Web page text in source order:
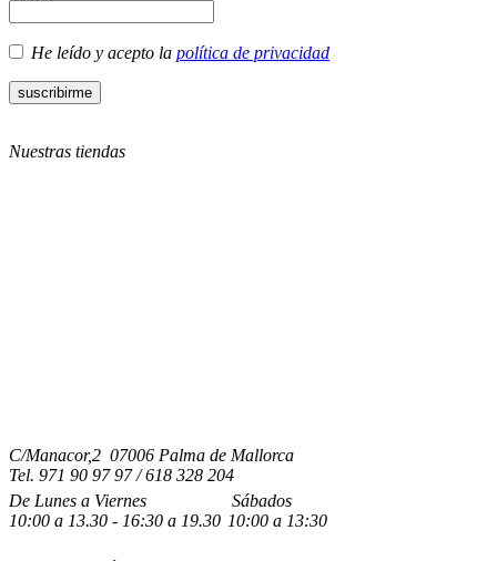
He leído y acepto la política de privacidad
Nuestras tiendas
C/Manacor,2 07006 Palma de Mallorca
Tel. 971 90 97 97 / 618 328 204
De Lunes a Viernes
10:00 a 13.30 - 16:30 a 19.30
Sábados
10:00 a 13:30